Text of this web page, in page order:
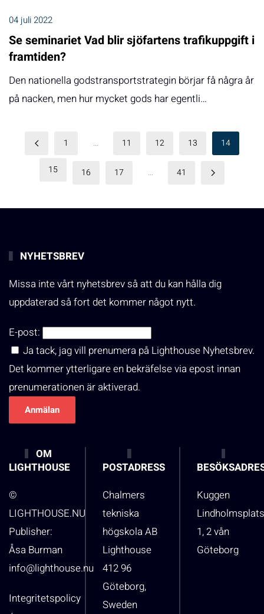
04 juli 2022
Se seminariet Vad blir sjöfartens trafikuppgift i
framtiden?
Den nationella godstransportstrategin börjar få några år
på nacken, men hur mycket gods har egentli…
1 … 11 12 13 14
15 16 17 … 41
NYHETSBREV
Missa inte vårt nyhetsbrev så att du kan hålla dig
uppdaterad så fort det kommer något nytt.
E-post:
Ja tack, jag vill prenumera på Lighthouse Nyhetsbrev.
Det kommer ytterligare en bekräfelse via epost innan
prenumerationen är aktiverad.
OM
LIGHTHOUSE
©
LIGHTHOUSE.NU
Publisher:
Åsa Burman
info@lighthouse.nu
Integritetspolicy
POSTADRESS
Chalmers
tekniska
högskola AB
Lighthouse
412 96
Göteborg,
Sweden
Kuggen
1, 2 vån
Göteborg